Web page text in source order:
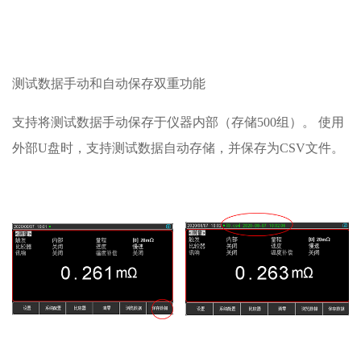
测试数据手动和自动保存双重功能
支持将测试数据手动保存于仪器内部（存储500组）。 使用
外部U盘时，支持测试数据自动存储，并保存为CSV文件。